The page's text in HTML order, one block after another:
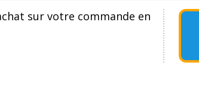
sur votre commande en